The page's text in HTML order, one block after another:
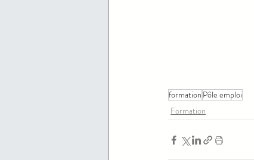
formation Pôle emploi
Formation